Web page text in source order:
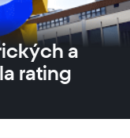
a
rating